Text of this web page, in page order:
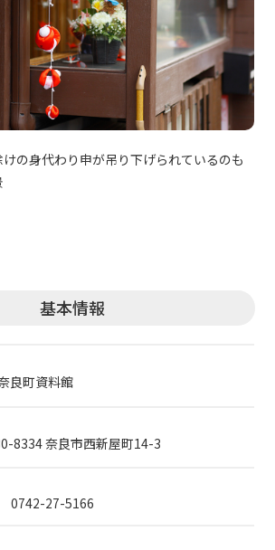
の身代わり申が吊り下げられているのも
基本情報
良町資料館
8334 奈良市西新屋町14-3
27-5166